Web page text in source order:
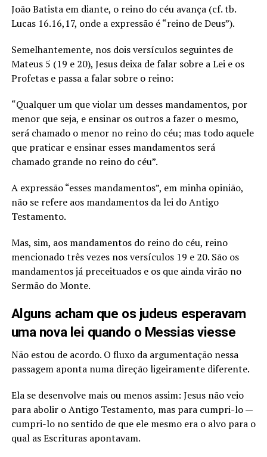
João Batista em diante, o reino do céu avança (cf. tb.
Lucas 16.16,17, onde a expressão é “reino de Deus”).
Semelhantemente, nos dois versículos seguintes de
Mateus 5 (19 e 20), Jesus deixa de falar sobre a Lei e os
Profetas e passa a falar sobre o reino:
“Qualquer um que violar um desses mandamentos, por
menor que seja, e ensinar os outros a fazer o mesmo,
será chamado o menor no reino do céu; mas todo aquele
que praticar e ensinar esses mandamentos será
chamado grande no reino do céu”.
A expressão “esses mandamentos”, em minha opinião,
não se refere aos mandamentos da lei do Antigo
Testamento.
Mas, sim, aos mandamentos do reino do céu, reino
mencionado três vezes nos versículos 19 e 20. São os
mandamentos já preceituados e os que ainda virão no
Sermão do Monte.
Alguns acham que os judeus esperavam
uma nova lei quando o Messias viesse
Não estou de acordo. O fluxo da argumentação nessa
passagem aponta numa direção ligeiramente diferente.
Ela se desenvolve mais ou menos assim: Jesus não veio
para abolir o Antigo Testamento, mas para cumpri-lo —
cumpri-lo no sentido de que ele mesmo era o alvo para o
qual as Escrituras apontavam.